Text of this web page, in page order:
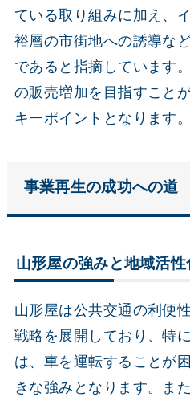
ている取り組みに加え、
裕層の市街地への誘導な
であると指摘しています
の販売増加を目指すこと
キーポイントとなります。
事業再生の成功への道
山形屋の強みと地域活
山形屋は公共交通の利便
戦略を展開しており、特
は、車を運転することが
きな強みとなります。ま